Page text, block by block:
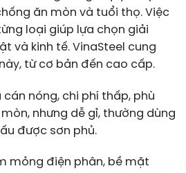
ăn mòn và tuổi thọ. Việc
loại giúp lựa chọn giải
và kinh tế. VinaSteel cung
từ cơ bản đến cao cấp.
cán nóng, chi phí thấp, phù
nhưng dễ gỉ, thường dùng
được sơn phủ.
mỏng điện phân, bề mặt